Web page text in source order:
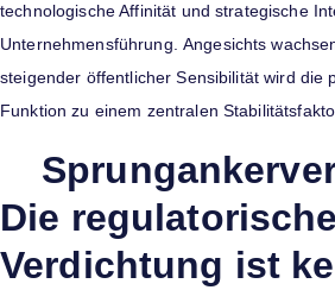
technologische Affinität und strategische
Unternehmensführung. Angesichts
steigender öffentlicher Sensibilität wird die
Funktion zu einem zentralen
Die regulatorische
Verdichtung ist